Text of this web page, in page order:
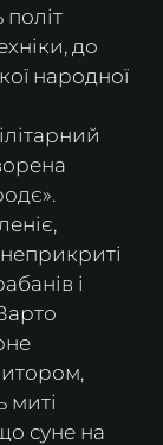
політ
до
народної
і
миті
суне на